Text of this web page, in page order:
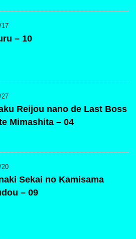
17
– 10
27
Reijou nano de Last Boss
Mimashita – 04
20
Sekai no Kamisama
– 09